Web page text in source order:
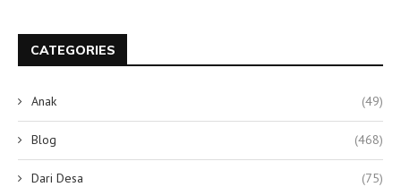
CATEGORIES
Anak (49)
Blog (468)
Dari Desa (75)